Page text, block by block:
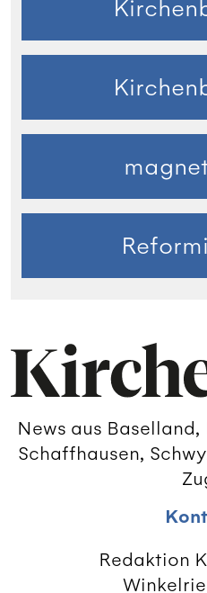
News aus
Schaffhausen,
Redaktion